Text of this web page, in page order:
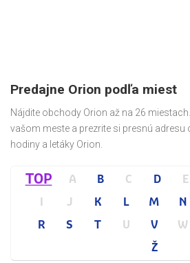
Predajne Orion podľa miest
Nájdite obchody Orion až na 26
vašom meste a prezrite si presnú adresu
hodiny a letáky Orion.
TOP A B C D E
I
J K L M N
R
S T U V W
Ž